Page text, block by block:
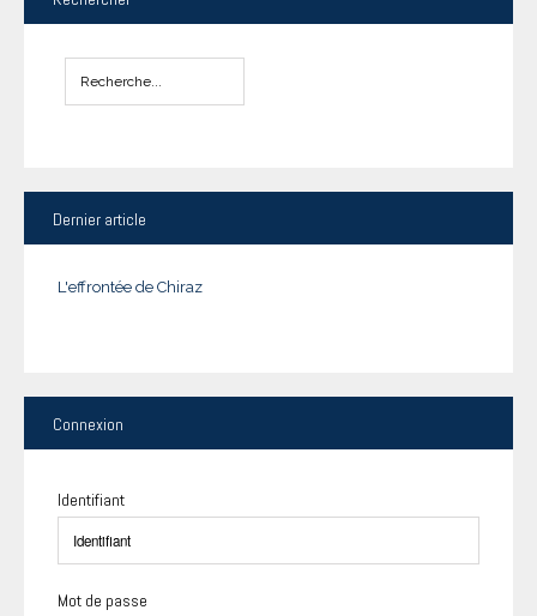
Dernier article
L'effrontée de Chiraz
Connexion
Identifiant
Mot de passe